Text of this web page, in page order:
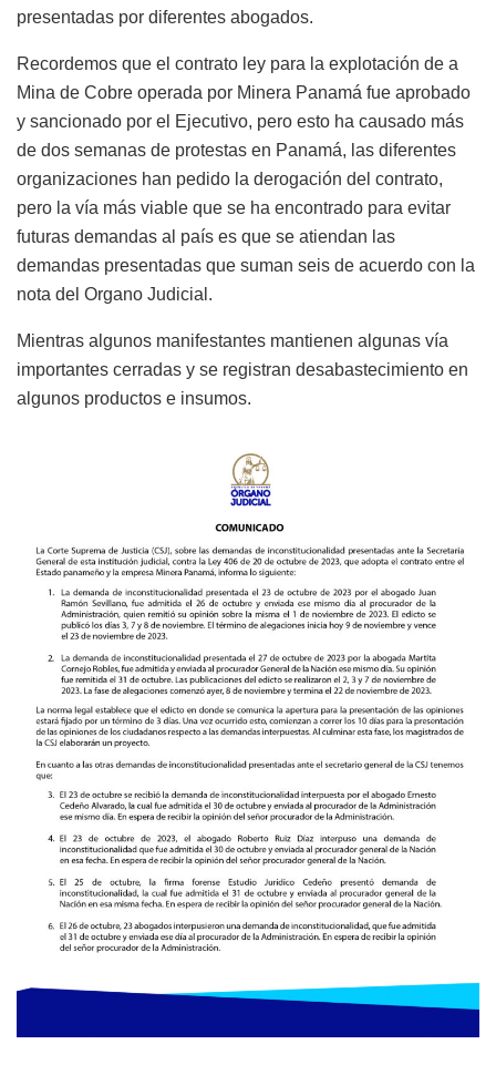
presentadas por diferentes abogados.
Recordemos que el contrato ley para la explotación de a
Mina de Cobre operada por Minera Panamá fue aprobado
y sancionado por el Ejecutivo, pero esto ha causado más
de dos semanas de protestas en Panamá, las diferentes
organizaciones han pedido la derogación del contrato,
pero la vía más viable que se ha encontrado para evitar
futuras demandas al país es que se atiendan las
demandas presentadas que suman seis de acuerdo con la
nota del Organo Judicial.
Mientras algunos manifestantes mantienen algunas vía
importantes cerradas y se registran desabastecimiento en
algunos productos e insumos.